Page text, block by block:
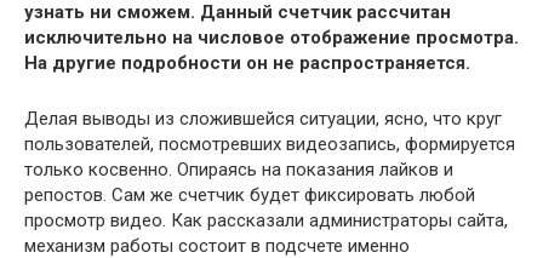
узнать ни сможем. Данный счетчик рассчитан
исключительно на числовое отображение просмотра.
На другие подробности он не распространяется.
Делая выводы из сложившейся ситуации, ясно, что круг
пользователей, посмотревших видеозапись, формируется
только косвенно. Опираясь на показания лайков и
репостов. Сам же счетчик будет фиксировать любой
просмотр видео. Как рассказали администраторы сайта,
механизм работы состоит в подсчете именно